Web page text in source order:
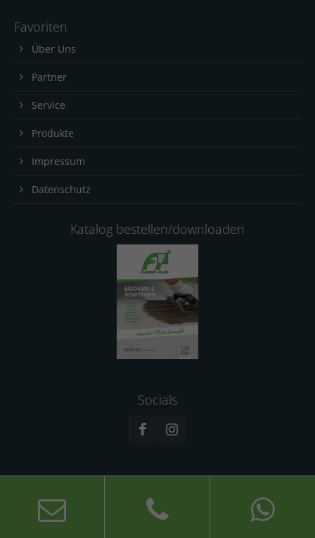
Favoriten
Über Uns
Partner
Service
Produkte
Impressum
Datenschutz
Katalog bestellen/downloaden
Socials
© 2026 Fliesen-Plus GmbH